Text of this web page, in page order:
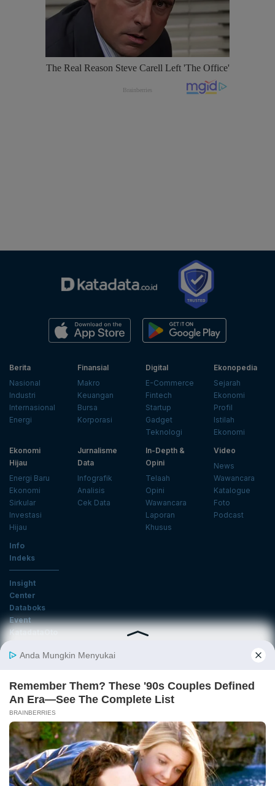
Berita
Nasional
Industri
Internasional
Energi
Finansial
Makro
Keuangan
Bursa
Korporasi
Digital
E-Commerce
Fintech
Startup
Gadget
Teknologi
Ekonopedia
Sejarah
Ekonomi
Profil
Istilah
Ekonomi
Ekonomi
Hijau
Energi Baru
Ekonomi
Sirkular
Investasi
Hijau
Jurnalisme
Data
Infografik
Analisis
Cek Data
In-Depth &
Opini
Telaah
Opini
Wawancara
Laporan
Khusus
Video
News
Wawancara
Katalogue
Foto
Podcast
Info
Indeks
Insight
Center
Databoks
Event
KatadataOto
Email
Daftar
Tentang Katadata Advertising Karier
Pedoman Media Siber
Kebijakan Privasi
Disclaimer Hubungi Kami